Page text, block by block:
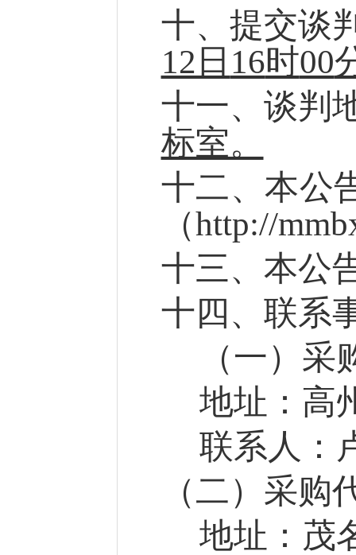
十、 提交谈
12日 16时00
十一、 谈判
标室。
十二、本公
（http://
十三、本公
十四 、 联系
（一） 采
地址： 高
联系人：
（二） 采购
地址： 茂